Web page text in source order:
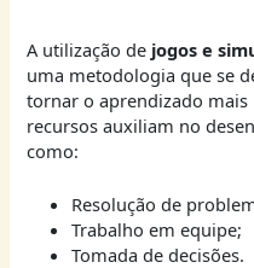
A utilização de jogos e
uma metodologia que se
tornar o aprendizado mais
recursos auxiliam no
como:
Resolução de
Trabalho em equipe;
Tomada de decisões.